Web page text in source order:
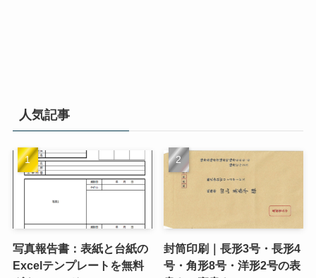
人気記事
写真報告書：表紙と台紙の
Excelテンプレートを無料
封筒印刷｜長形3号・長形4
号・角形8号・洋形2号の表